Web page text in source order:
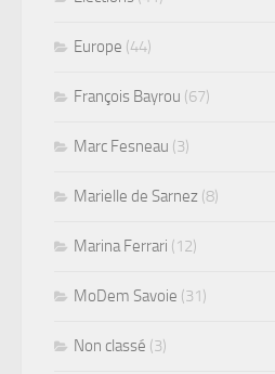
Europe (44)
François Bayrou (67)
Marc Fesneau (3)
Marielle de Sarnez (8)
Marina Ferrari (12)
MoDem Savoie (31)
Non classé (3)